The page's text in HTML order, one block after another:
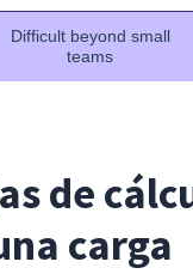
Difficult beyond small
teams
de
carga